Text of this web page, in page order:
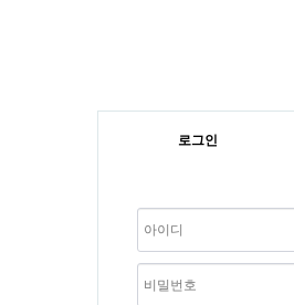
로그인